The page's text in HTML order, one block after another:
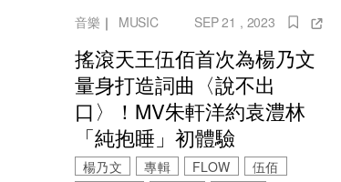
音樂 ｜ MUSIC SEP 21 , 2023
搖滾天王伍佰首次為楊乃文
量身打造詞曲〈說不出
口〉！MV朱軒洋約袁澧林
「純抱睡」初體驗
楊乃文 專輯 FLOW
伍佰